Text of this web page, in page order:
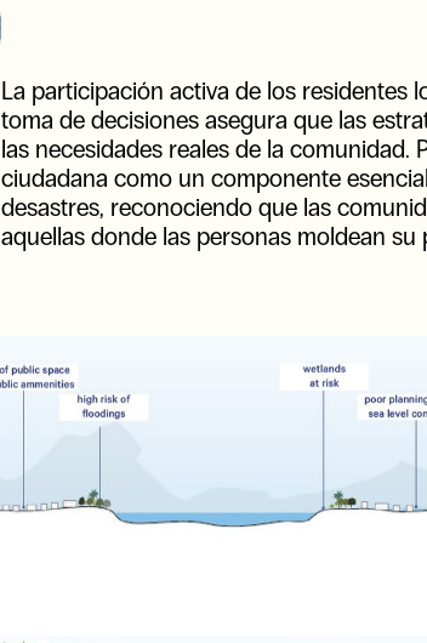
La participación activa de los residentes
toma de decisiones asegura que las
las necesidades reales de la comunidad.
ciudadana como un componente
desastres, reconociendo que las
aquellas donde las personas moldean